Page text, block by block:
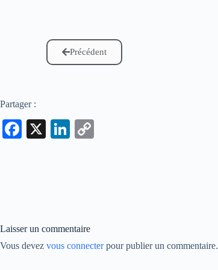
Précédent
Partager :
Fa
X
Li
Laisser un commentaire
Vous devez vous connecterpour publier un commentaire.